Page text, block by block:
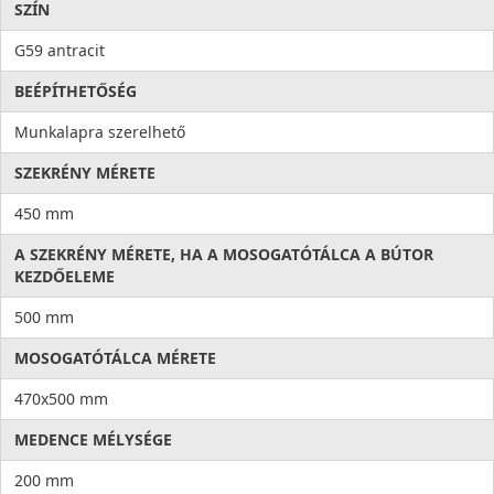
SZÍN
G59 antracit
BEÉPÍTHETŐSÉG
Munkalapra szerelhető
SZEKRÉNY MÉRETE
450 mm
A SZEKRÉNY MÉRETE, HA A MOSOGATÓTÁLCA A BÚTOR
KEZDŐELEME
500 mm
MOSOGATÓTÁLCA MÉRETE
470x500 mm
MEDENCE MÉLYSÉGE
200 mm